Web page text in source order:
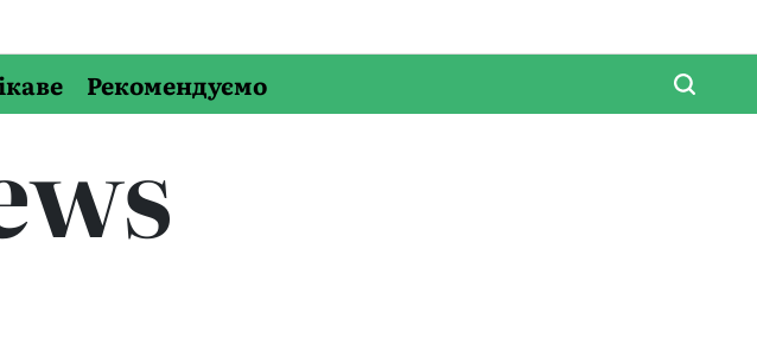
Рекомендуємо